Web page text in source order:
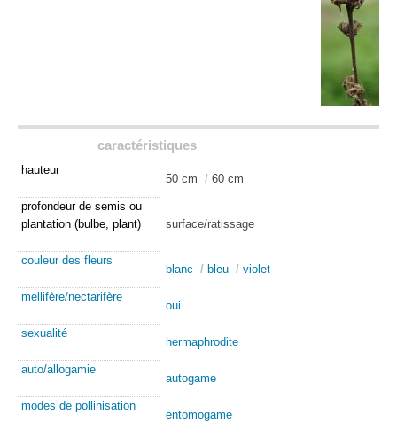
caractéristiques
hauteur
50 cm / 60 cm
profondeur de semis ou
plantation (bulbe, plant)
surface/ratissage
couleur des fleurs
blanc / bleu / violet
mellifère/nectarifère
oui
sexualité
hermaphrodite
auto/allogamie
autogame
modes de pollinisation
entomogame